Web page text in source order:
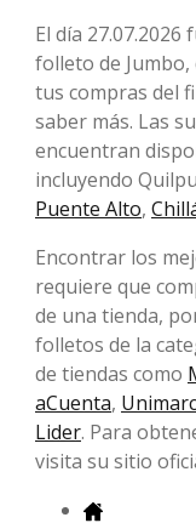
El día
folleto de
tus compras del
saber más. Las
encuentran
incluyendo
Puente Alto,
Encontrar los
requiere que
de una tienda,
folletos de la
de tiendas como
aCuenta, Unimarc
Lider. Para
visita su sitio